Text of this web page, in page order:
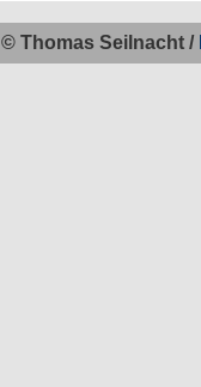
© Thomas Seilnacht /